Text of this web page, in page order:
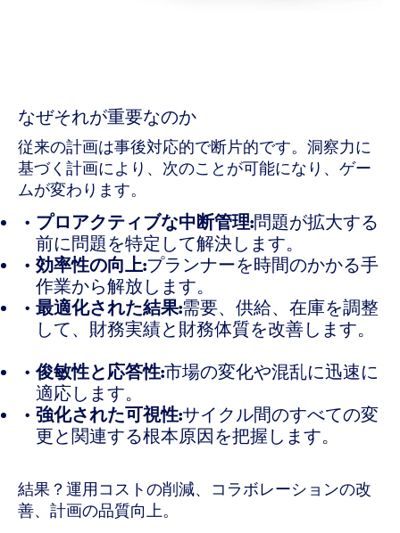
なぜそれが重要なのか
従来の計画は事後対応的で断片的です。洞察力に
基づく計画により、次のことが可能になり、ゲー
ムが変わります。
プロアクティブな中断管理:問題が拡大する
前に問題を特定して解決します。
効率性の向上:プランナーを時間のかかる手
作業から解放します。
最適化された結果:需要、供給、在庫を調整
して、財務実績と財務体質を改善します。
俊敏性と応答性:市場の変化や混乱に迅速に
適応します。
強化された可視性:サイクル間のすべての変
更と関連する根本原因を把握します。
結果？運用コストの削減、コラボレーションの改
善、計画の品質向上。